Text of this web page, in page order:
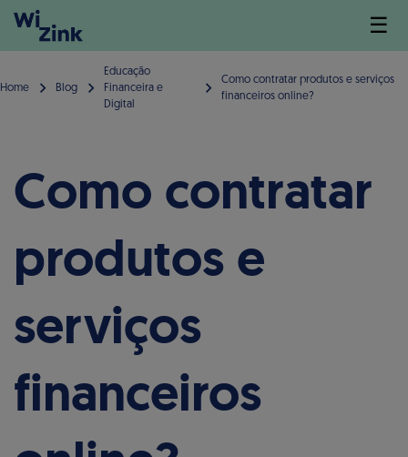
☰
Home Blog
Educação
Financeira e
Digital
Como contratar produtos e serviços
financeiros online?
Como contratar
produtos e
serviços
financeiros